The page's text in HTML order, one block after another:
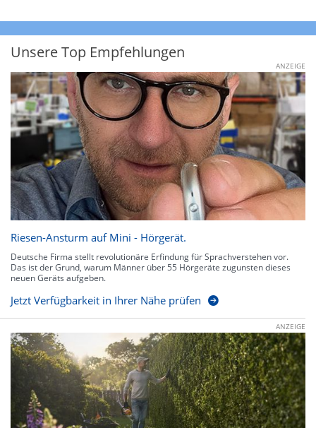
Unsere Top Empfehlungen
ANZEIGE
Riesen-Ansturm auf Mini - Hörgerät.
Deutsche Firma stellt revolutionäre Erfindung für Sprachverstehen vor.
Das ist der Grund, warum Männer über 55 Hörgeräte zugunsten dieses
neuen Geräts aufgeben.
Jetzt Verfügbarkeit in Ihrer Nähe prüfen
ANZEIGE